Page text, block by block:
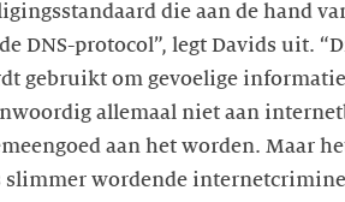
die aan de hand
DNS-protocol”, legt Davids uit.
gebruikt om gevoelige
allemaal niet aan
aan het worden. Maar
slimmer wordende